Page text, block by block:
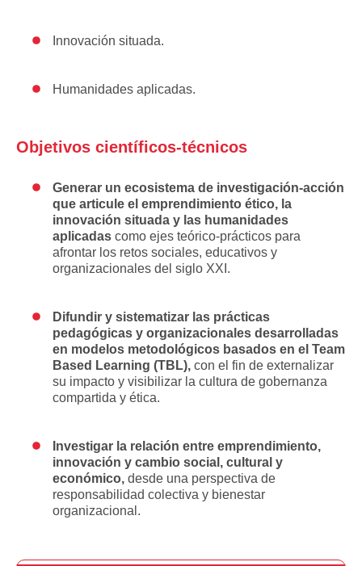
Innovación situada.
Humanidades aplicadas.
Objetivos científicos-técnicos
Generar un ecosistema de investigación-acción
que articule el emprendimiento ético, la
innovación situada y las humanidades
aplicadas como ejes teórico-prácticos para
afrontar los retos sociales, educativos y
organizacionales del siglo XXI.
Difundir y sistematizar las prácticas
pedagógicas y organizacionales desarrolladas
en modelos metodológicos basados en el Team
Based Learning (TBL), con el fin de externalizar
su impacto y visibilizar la cultura de gobernanza
compartida y ética.
Investigar la relación entre emprendimiento,
innovación y cambio social, cultural y
económico, desde una perspectiva de
responsabilidad colectiva y bienestar
organizacional.